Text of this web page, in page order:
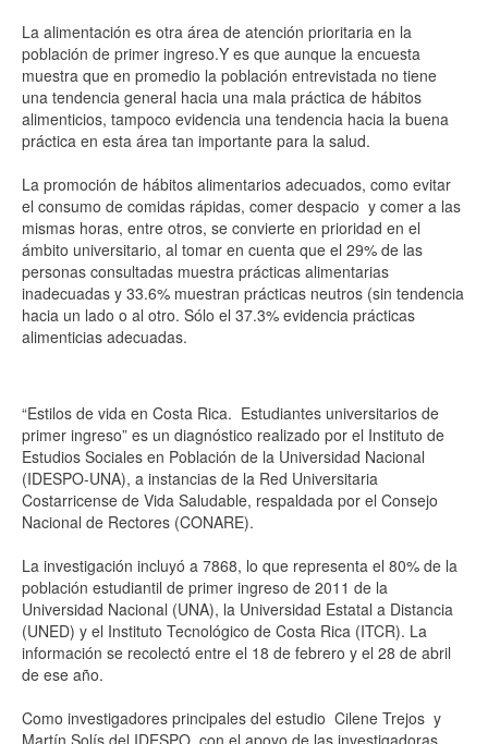
La alimentación es otra área de atención prioritaria en la
población de primer ingreso.Y es que aunque la encuesta
muestra que en promedio la población entrevistada no tiene
una tendencia general hacia una mala práctica de hábitos
alimenticios, tampoco evidencia una tendencia hacia la buena
práctica en esta área tan importante para la salud.
La promoción de hábitos alimentarios adecuados, como evitar
el consumo de comidas rápidas, comer despacio y comer a las
mismas horas, entre otros, se convierte en prioridad en el
ámbito universitario, al tomar en cuenta que el 29% de las
personas consultadas muestra prácticas alimentarias
inadecuadas y 33.6% muestran prácticas neutros (sin tendencia
hacia un lado o al otro. Sólo el 37.3% evidencia prácticas
alimenticias adecuadas.
“Estilos de vida en Costa Rica. Estudiantes universitarios de
primer ingreso” es un diagnóstico realizado por el Instituto de
Estudios Sociales en Población de la Universidad Nacional
(IDESPO-UNA), a instancias de la Red Universitaria
Costarricense de Vida Saludable, respaldada por el Consejo
Nacional de Rectores (CONARE).
La investigación incluyó a 7868, lo que representa el 80% de la
población estudiantil de primer ingreso de 2011 de la
Universidad Nacional (UNA), la Universidad Estatal a Distancia
(UNED) y el Instituto Tecnológico de Costa Rica (ITCR). La
información se recolectó entre el 18 de febrero y el 28 de abril
de ese año.
Como investigadores principales del estudio Cilene Trejos y
Martín Solís del IDESPO, con el apoyo de las investigadoras